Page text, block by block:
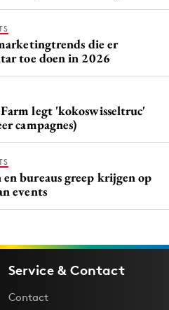
die er
toe doen in 2026
legt 'kokoswisseltruc'
campagnes)
bureaus greep krijgen op
events
Service & Contact
Contact